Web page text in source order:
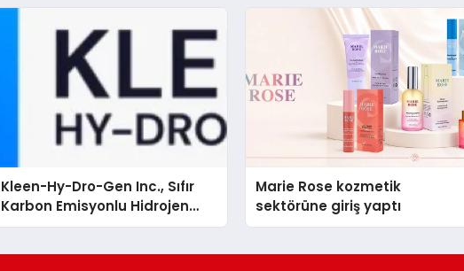
Kleen-Hy-Dro-Gen Inc., Sıfır
Karbon Emisyonlu Hidrojen
Isıtma Teknolojisinde ISO ve
Marie Rose kozmetik
sektörüne giriş yaptı